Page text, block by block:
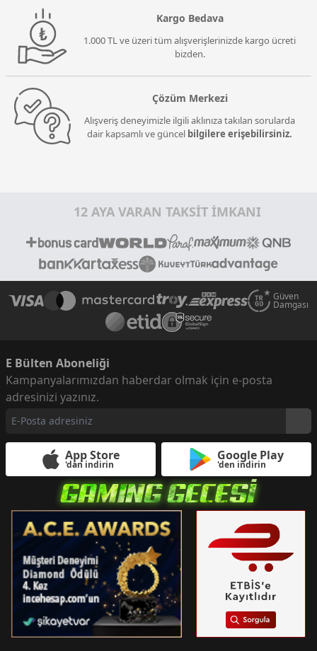
Kargo Bedava
1.000 TL ve üzeri tüm alışverişlerinizde kargo ücreti
bizden.
Çözüm Merkezi
Alışveriş deneyimizle ilgili aklınıza takılan sorularda
dair kapsamlı ve güncel bilgilere erişebilirsiniz.
12 AYA VARAN TAKSİT İMKANI
Güven
Damgası
E Bülten Aboneliği
Kampanyalarımızdan haberdar olmak için e-posta
adresinizi yazınız.
App Store
'dan indirin
Google Play
'den indirin